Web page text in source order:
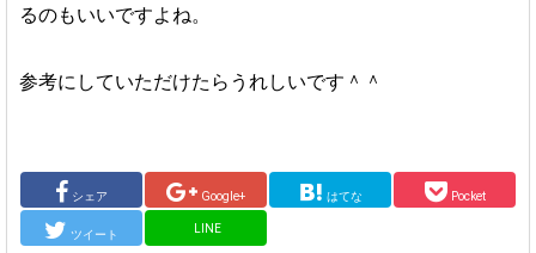
るのもいいですよね。
参考にしていただけたらうれしいです＾＾
シェア Google+ はてな Pocket
ツイート LINE